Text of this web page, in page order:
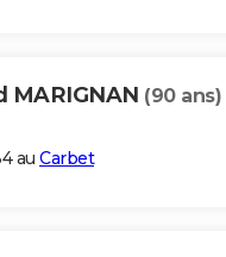
MARIGNAN (90 ans)
au Carbet